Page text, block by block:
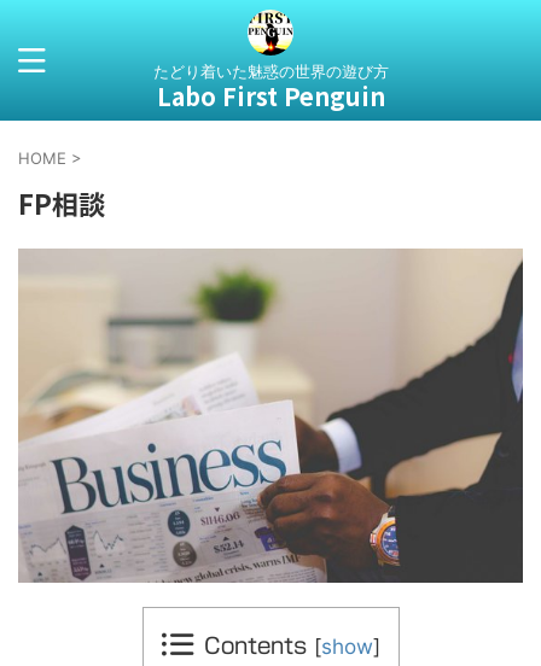
たどり着いた魅惑の世界の遊び方
Labo First Penguin
HOME >
FP相談
Contents [show]